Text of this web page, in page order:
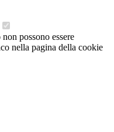
possono essere
nella pagina della cookie